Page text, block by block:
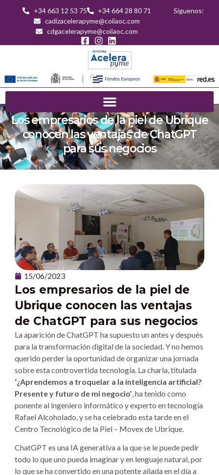
+34 663 12 53 75
+34 664 28 80 71
cadizacelerapyme@coiiaoc.com
cdgacelerapyme@coiiaoc.com
Síguenos:
Los empresarios de la piel de Ubrique
conocen las ventajas de ChatGPT
para sus negocios
15/06/2023
Los empresarios de la piel de
Ubrique conocen las ventajas
de ChatGPT para sus negocios
La aparición de ChatGPT ha supuesto un antes y después
para la transformación digital de la sociedad. Y no hemos
querido perder la oportunidad de organizar una jornada
sobre esta controvertida tecnología. La charla, titulada
‘¿Aprendemos a troquelar a la inteligencia artificial?
Presente y futuro de mi negocio’ , ha tenido como
ponente al ingeniero informático y experto en tecnología
Rafael Alcoholado, y se ha celebrado esta tarde en el
Centro Tecnológico de la Piel – Movex de Ubrique.
ChatGPT es una IA generativa a la que se le puede pedir
todo lo que uno pueda imaginar y en lenguaje natural, por
lo que se ha convertido en una potente aliada en el día a